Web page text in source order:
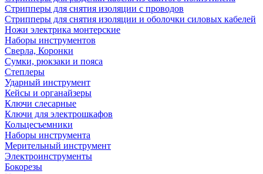
Cтрипперы для снятия изоляции с проводов
Стрипперы для снятия изоляции и оболочки силовых кабелей
Ножи электрика монтерские
Наборы инструментов
Сверла, Коронки
Сумки, рюкзаки и пояса
Степлеры
Ударный инструмент
Кейсы и органайзеры
Ключи слесарные
Ключи для электрошкафов
Кольцесъемники
Наборы инструмента
Мерительный инструмент
Электроинструменты
Бокорезы